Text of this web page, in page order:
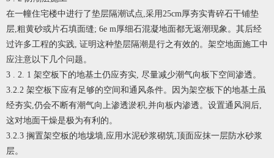
在一幢住宅楼中进行了垫层隔潮试点,采用25cm厚夯实青碎石干铺垫
层,粗黄砂或片石填面缝; 6e m厚细石混凝地面都无返潮现象。其后经
过许多工程的实践, 证明这种垫层隔潮是行之有效的。架空地面施工中
应注意以下几个问题。
3 . 2. 1 架空板下的地基土仍应夯实, 尽量减少潮气向板下空间渗透。
3.2.2 架空板下应有足够的空间和通风条件。因为架空板下的地基土虽
经夯实,仍会不断有潮气向上渗透淤积,并向板内渗透。设置通风洞后,
这对地面干燥是极为有利的。
3.2.3 搁置架空板的地垅墙,应用水泥砂浆砌筑,顶面应抹一层防水砂浆
层。